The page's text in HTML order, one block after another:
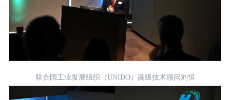
联合国工业发展组织（UNIDO）高级技术顾问刘恒